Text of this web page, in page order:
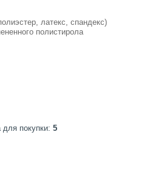
латекс, спандекс)
полистирола
покупки: 5